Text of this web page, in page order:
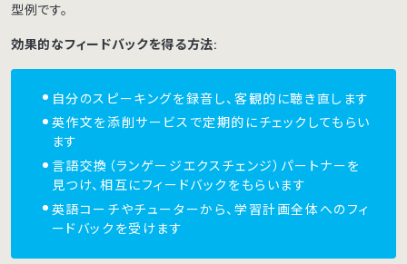
型例です。
効果的なフィードバックを得る方法:
自分のスピーキングを録音し、客観的に聴き直します
英作文を添削サービスで定期的にチェックしてもらい
ます
言語交換（ランゲージエクスチェンジ）パートナーを
見つけ、相互にフィードバックをもらいます
英語コーチやチューターから、学習計画全体へのフィ
ードバックを受けます